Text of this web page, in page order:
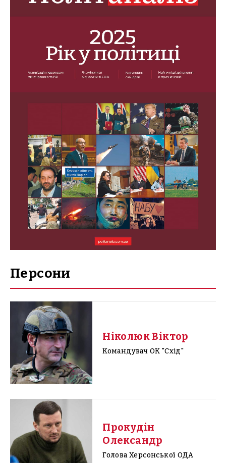
Персони
Ніколюк Віктор
Командувач ОК "Схід"
Прокудін
Олександр
Голова Херсонської ОДА